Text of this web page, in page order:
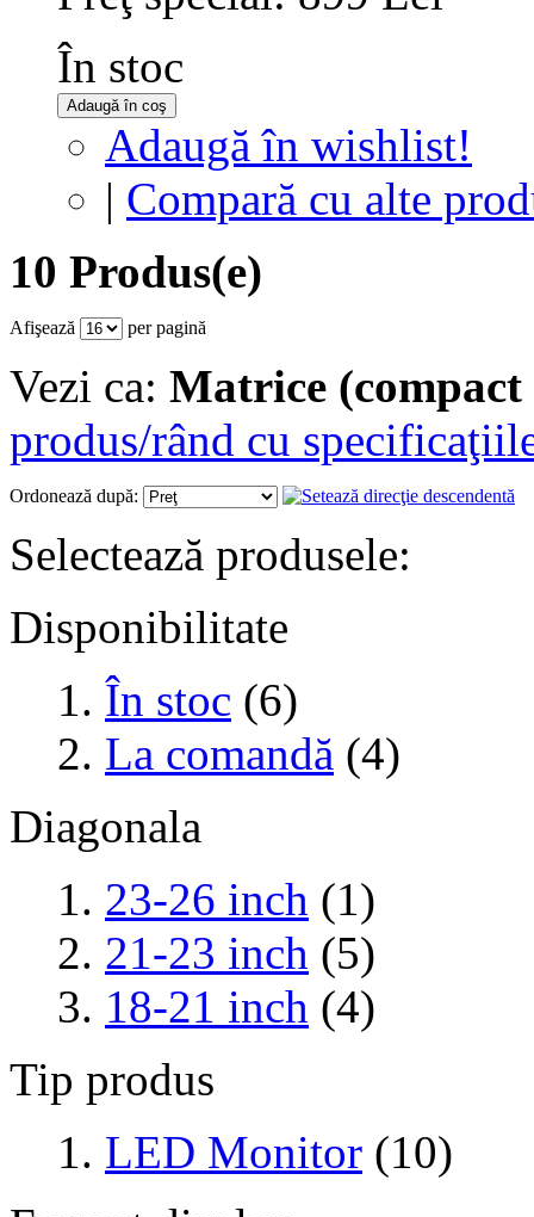
În stoc
Adaugă în coş
Adaugă în wishlist!
| Compară cu alte
10 Produs(e)
Afişează per pagină
Vezi ca: Matrice
produs/rând cu
Ordonează după:
Selectează produsele:
Disponibilitate
În stoc (6)
La comandă (4)
Diagonala
23-26 inch (1)
21-23 inch (5)
18-21 inch (4)
Tip produs
LED Monitor (10)